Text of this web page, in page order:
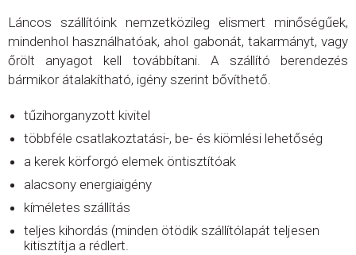
Láncos szállítóink nemzetközileg elismert minőségűek,
mindenhol használhatóak, ahol gabonát, takarmányt, vagy
őrölt anyagot kell továbbítani. A szállító berendezés
bármikor átalakítható, igény szerint bővíthető.
tűzihorganyzott kivitel
többféle csatlakoztatási-, be- és kiömlési lehetőség
a kerek körforgó elemek öntisztítóak
alacsony energiaigény
kíméletes szállítás
teljes kihordás (minden ötödik szállítólapát teljesen
kitisztítja a rédlert.